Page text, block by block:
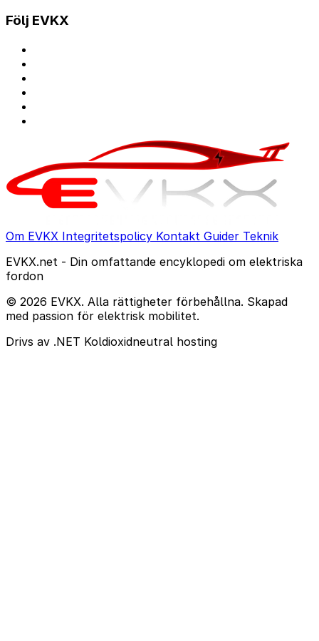
Följ EVKX
Om EVKX Integritetspolicy Kontakt Guider Teknik
EVKX.net - Din omfattande encyklopedi om elektriska
fordon
© 2026 EVKX. Alla rättigheter förbehållna. Skapad
med passion för elektrisk mobilitet.
Drivs av .NET Koldioxidneutral hosting